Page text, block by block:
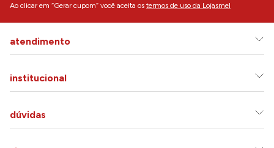
Ao clicar em “Gerar cupom” você aceita os termos de uso da Lojasmel
atendimento
institucional
dúvidas